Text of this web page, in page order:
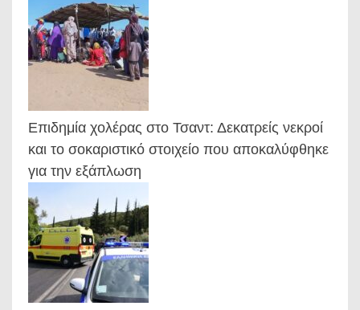
Επιδημία χολέρας στο Τσαντ: Δεκατρείς νεκροί
και το σοκαριστικό στοιχείο που αποκαλύφθηκε
για την εξάπλωση